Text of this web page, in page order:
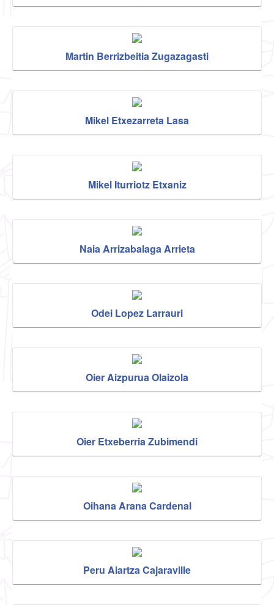
Martin Berrizbeitia Zugazagasti
Mikel Etxezarreta Lasa
Mikel Iturriotz Etxaniz
Naia Arrizabalaga Arrieta
Odei Lopez Larrauri
Oier Aizpurua Olaizola
Oier Etxeberria Zubimendi
Oihana Arana Cardenal
Peru Aiartza Cajaraville